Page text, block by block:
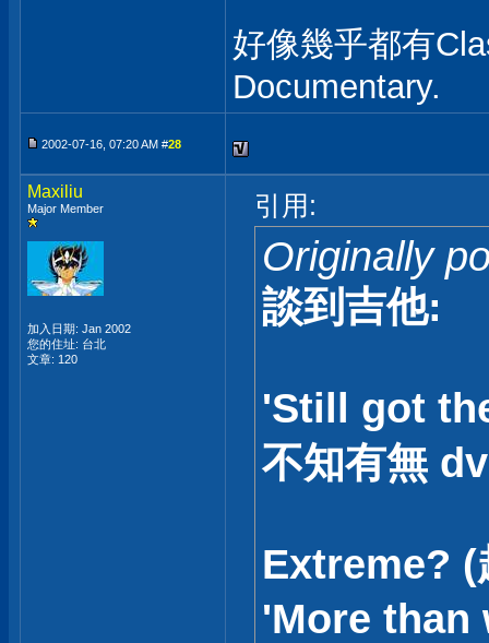
好像幾乎都有
Documentary.
2002-07-16, 07:20 AM #28
Maxiliu
Major Member
加入日期: Jan 2002
您的住址: 台北
文章: 120
引用:
Originally
談到吉他:
'Still got
不知有無
Extreme? (
'More than